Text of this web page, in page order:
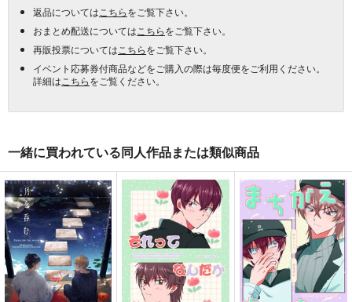
返品については こちらをご覧下さい。
おまとめ配送については こちらをご覧下さい。
再販投票については こちらをご覧下さい。
イベント応募券付商品などをご購入の際は毎度便をご利用ください。
詳細は こちらをご覧ください。
一緒に買われている同人作品または類似商品